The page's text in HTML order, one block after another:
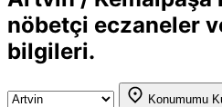
nöbetçi eczaneler
bilgileri.
Konumumu